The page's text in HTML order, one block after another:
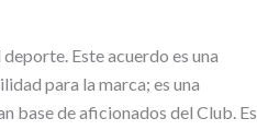
Este acuerdo es una
para la marca; es una
base de aficionados del Club. Es